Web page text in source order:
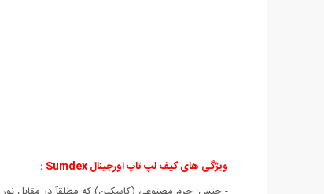
ویژگی های کیف لپ تاپ اورجینال Sumdex :